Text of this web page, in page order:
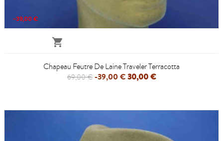
-39,00 €

Chapeau Feutre De Laine Traveler Terracotta
69,00 € -39,00 €30,00 €